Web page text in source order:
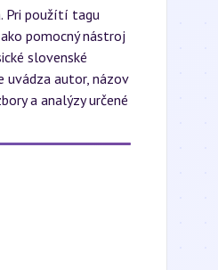
Pri použítí tagu
pomocný nástroj
slovenské
uvádza autor, názov
a analýzy určené